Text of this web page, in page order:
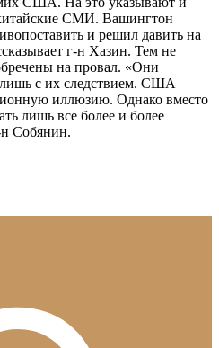
СМИ. Вашингтон
и решил давить на
г-н Хазин. Тем не
на провал. «Они
с их следствием. США
иллюзию. Однако вместо
лишь все более и более
н Собянин.